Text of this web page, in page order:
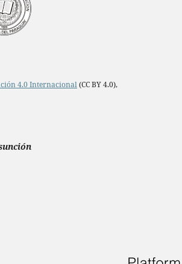
4.0 Internacional(CC BY 4.0),